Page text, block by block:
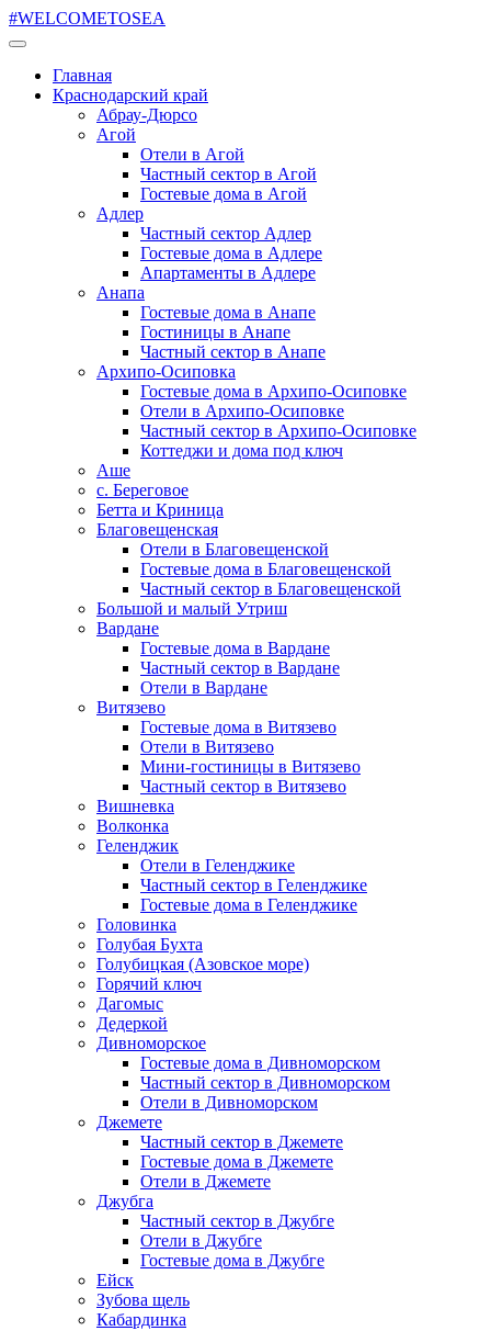
#WELCOMETOSEA
Главная
Краснодарский край
Абрау-Дюрсо
Агой
Отели в Агой
Частный сектор в Агой
Гостевые дома в Агой
Адлер
Частный сектор Адлер
Гостевые дома в Адлере
Апартаменты в Адлере
Анапа
Гостевые дома в Анапе
Гостиницы в Анапе
Частный сектор в Анапе
Архипо-Осиповка
Гостевые дома в Архипо-Осиповке
Отели в Архипо-Осиповке
Частный сектор в Архипо-Осиповке
Коттеджи и дома под ключ
Аше
с. Береговое
Бетта и Криница
Благовещенская
Отели в Благовещенской
Гостевые дома в Благовещенской
Частный сектор в Благовещенской
Большой и малый Утриш
Вардане
Гостевые дома в Вардане
Частный сектор в Вардане
Отели в Вардане
Витязево
Гостевые дома в Витязево
Отели в Витязево
Мини-гостиницы в Витязево
Частный сектор в Витязево
Вишневка
Волконка
Геленджик
Отели в Геленджике
Частный сектор в Геленджике
Гостевые дома в Геленджике
Головинка
Голубая Бухта
Голубицкая (Азовское море)
Горячий ключ
Дагомыс
Дедеркой
Дивноморское
Гостевые дома в Дивноморском
Частный сектор в Дивноморском
Отели в Дивноморском
Джемете
Частный сектор в Джемете
Гостевые дома в Джемете
Отели в Джемете
Джубга
Частный сектор в Джубге
Отели в Джубге
Гостевые дома в Джубге
Ейск
Зубова щель
Кабардинка